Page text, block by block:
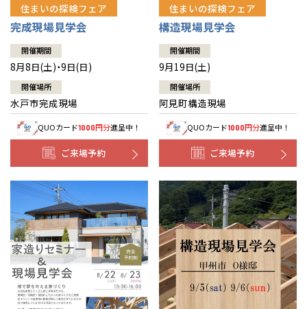
住まいの探検フェア
完成現場見学会
開催期間
8月8日(土)・9日(日)
開催場所
水戸市完成現場
QUOカード1000円分進呈中！
ご来場予約
住まいの探検フェア
構造現場見学会
開催期間
9月19日(土)
開催場所
阿見町構造現場
QUOカード1000円分進呈中！
ご来場予約